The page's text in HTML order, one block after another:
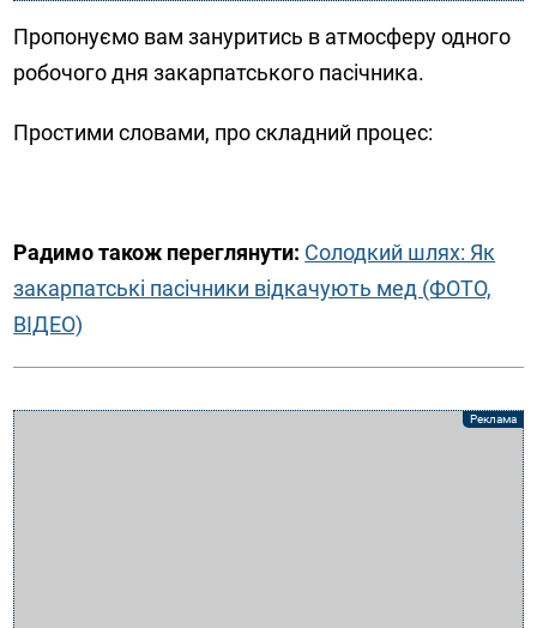
Пропонуємо вам зануритись в атмосферу одного
робочого дня закарпатського пасічника.
Простими словами, про складний процес:
Радимо також переглянути: Солодкий шлях: Як
закарпатські пасічники відкачують мед (ФОТО,
ВІДЕО)